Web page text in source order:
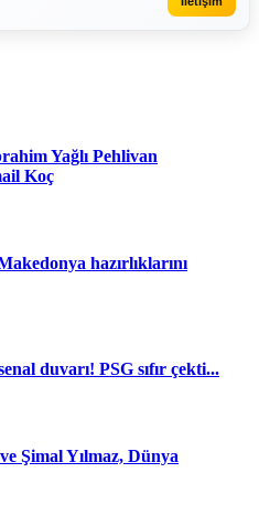
Yağlı Pehlivan
Koç
hazırlıklarını
duvarı! PSG sıfır çekti...
Şimal Yılmaz, Dünya